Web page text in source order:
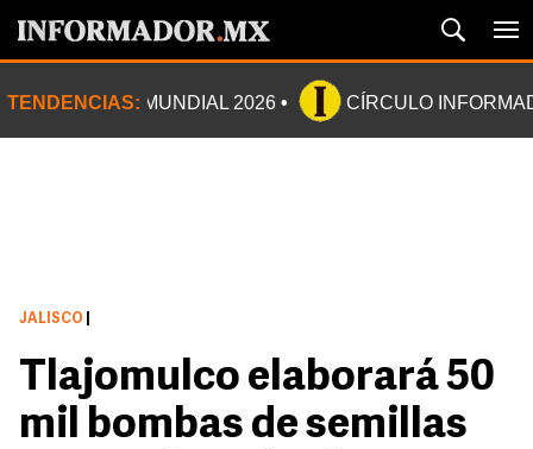
TENDENCIAS: MUNDIAL 2026 CÍRCULO
JALISCO
Tlajomulco elaborará 50
mil bombas de semillas